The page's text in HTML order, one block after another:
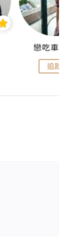
戀吃車
追蹤